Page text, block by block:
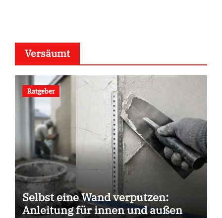
Versäumt
Ratgeber
Selbst eine Wand verputzen:
Anleitung für innen und außen